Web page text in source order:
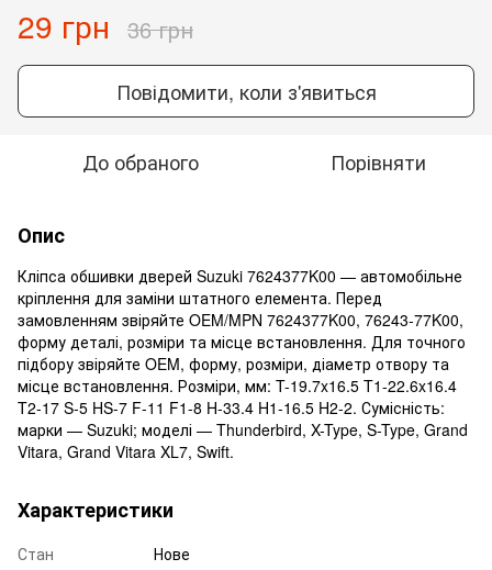
29 грн 36 грн
Повідомити, коли з'явиться
До обраного Порівняти
Опис
Кліпса обшивки дверей Suzuki 7624377K00 — автомобільне
кріплення для заміни штатного елемента. Перед
замовленням звіряйте OEM/MPN 7624377K00, 76243-77K00,
форму деталі, розміри та місце встановлення. Для точного
підбору звіряйте OEM, форму, розміри, діаметр отвору та
місце встановлення. Розміри, мм: T-19.7x16.5 T1-22.6x16.4
T2-17 S-5 HS-7 F-11 F1-8 H-33.4 H1-16.5 H2-2. Сумісність:
марки — Suzuki; моделі — Thunderbird, X-Type, S-Type, Grand
Vitara, Grand Vitara XL7, Swift.
Характеристики
Стан
Нове